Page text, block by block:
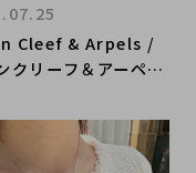
Cleef & Arpels /
クリーフ＆アーペ
麻布十番店にお任せ
い！